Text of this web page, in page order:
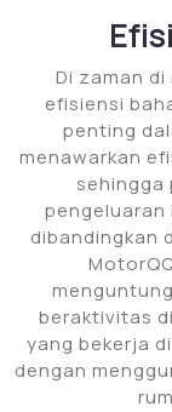
Di zaman
efisiensi
penting
menawarkan
sehingga
pengeluaran
dibandingkan
beraktivitas
yang bekerja
dengan